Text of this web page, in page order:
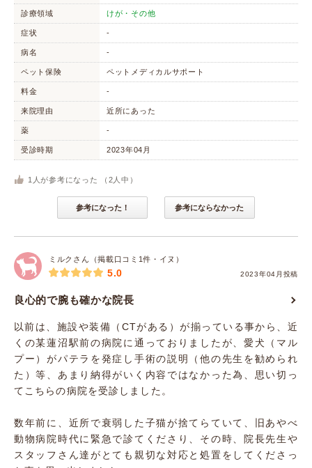
診療領域 けが・その他
症状 -
病名 -
ペット保険 ペットメディカルサポート
料金 -
来院理由 近所にあった
薬 -
受診時期 2023年04月
1 人が参考になった （ 2 人中）
参考になった！ 参考にならなかった
ミルクさん（掲載口コミ1件・イヌ）
2023年04月投稿
5.0
良心的で腕も確かな院長
以前は、施設や装備（CTがある）が揃っている事から、近
くの某蓮沼駅前の病院に通っておりましたが、愛犬（マル
プー）がパテラを発症し手術の説明（他の先生を勧められ
た）等、あまり納得がいく内容ではなかった為、思い切っ
てこちらの病院を受診しました。
数年前に、近所で衰弱した子猫が捨てらていて、旧あやべ
動物病院時代に緊急で診てくださり、その時、院長先生や
スタッフさん達がとても親切な対応と処置をしてくださっ